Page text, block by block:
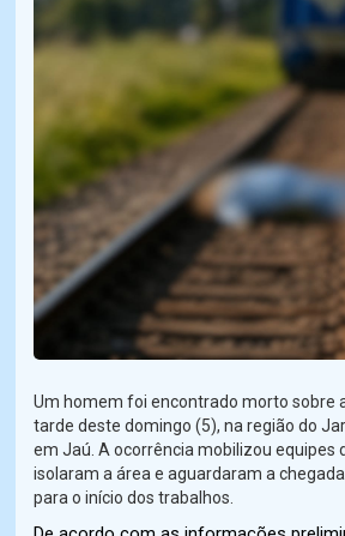
Um homem foi encontrado morto sobre
tarde deste domingo (5), na região do
em Jaú. A ocorrência mobilizou equipes
isolaram a área e aguardaram a
para o início dos trabalhos.